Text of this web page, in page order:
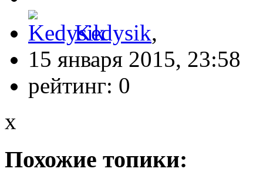
Kedysik,
15 января 2015, 23:58
рейтинг: 0
x
Похожие топики: